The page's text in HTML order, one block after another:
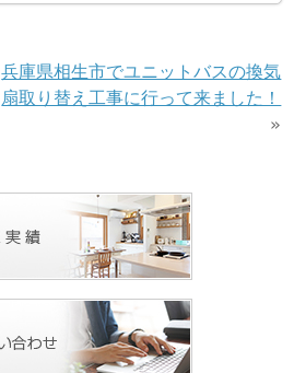
兵庫県相生市でユニットバスの換気
扇取り替え工事に行って来ました！
»